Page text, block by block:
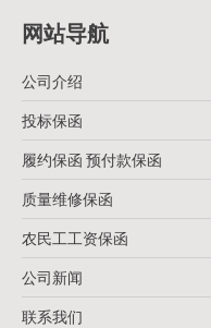
网站导航
公司介绍
投标保函
履约保函 预付款保函
质量维修保函
农民工工资保函
公司新闻
联系我们